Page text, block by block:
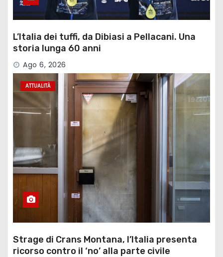
L’Italia dei tuffi, da Dibiasi a Pellacani. Una
storia lunga 60 anni
Ago 6, 2026
ATTUALITÀ
Strage di Crans Montana, l’Italia presenta
ricorso contro il ‘no’ alla parte civile